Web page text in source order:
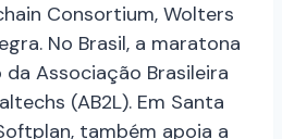
Consortium, Wolters
No Brasil, a maratona
Associação Brasileira
(AB2L). Em Santa
também apoia a